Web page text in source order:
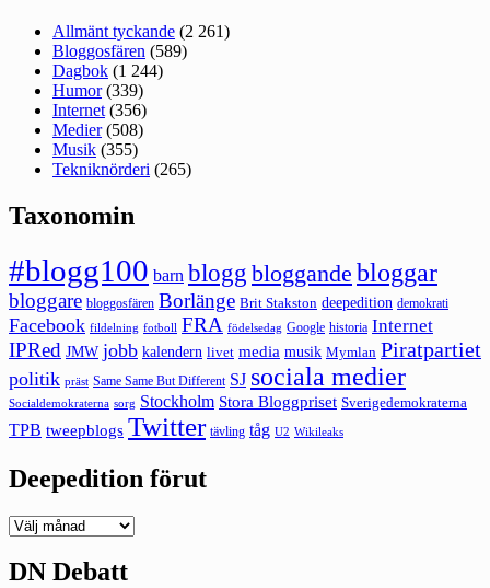
Allmänt tyckande (2 261)
Bloggosfären (589)
Dagbok (1 244)
Humor(339)
Internet (356)
Medier(508)
Musik (355)
Tekniknörderi (265)
Taxonomin
#blogg100 barn blogg bloggande bloggar
bloggare bloggosfären Borlänge Brit Stakston deepedition demokrati
Facebook fildelning fotboll FRA födelsedag Google historia Internet
IPRed JMW jobb kalendern livet media musik Mymlan Piratpartiet
politik präst Same Same But Different SJ sociala medier
Socialdemokraterna sorg Stockholm Stora Bloggpriset Sverigedemokraterna
TPB tweepblogs Twitter tävling tåg U2 Wikileaks
Deepedition förut
Deepedition
DN Debatt